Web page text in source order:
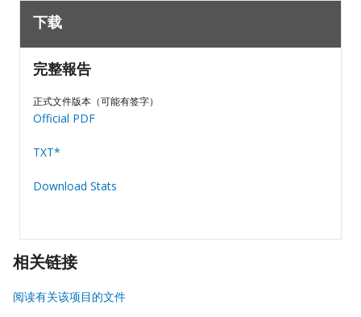
下载
完整報告
正式文件版本（可能有签字）
Official PDF
TXT*
Download Stats
相关链接
阅读有关该项目的文件